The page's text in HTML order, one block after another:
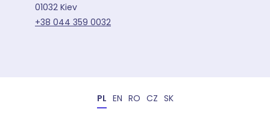
01032 Kiev
+38 044 359 0032
PL EN RO CZ SK